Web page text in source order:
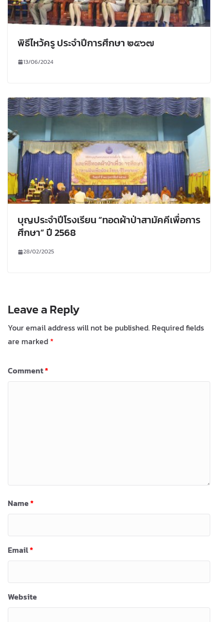
พิธีไหว้ครู ประจำปีการศึกษา ๒๕๖๗
13/06/2024
บุญประจำปีโรงเรียน “ทอดผ้าป่าสามัคคีเพื่อการ
ศึกษา” ปี 2568
28/02/2025
Leave a Reply
Your email address will not be published. Required fields
are marked *
Comment*
Name*
Email*
Website